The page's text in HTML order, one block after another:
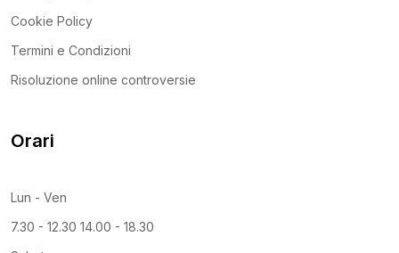
Cookie Policy
Termini e Condizioni
Risoluzione online controversie
Orari
Lun - Ven
7.30 - 12.30 14.00 - 18.30